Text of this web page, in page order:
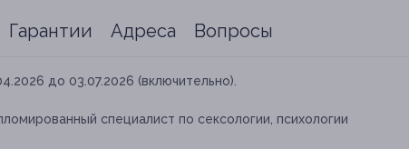
Гарантии Адреса Вопросы
до 03.07.2026 (включительно).
специалист по сексологии, психологии